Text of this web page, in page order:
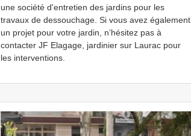
une société d'entretien des jardins pour les
travaux de dessouchage. Si vous avez également
un projet pour votre jardin, n’hésitez pas à
contacter JF Elagage, jardinier sur Laurac pour
les interventions.